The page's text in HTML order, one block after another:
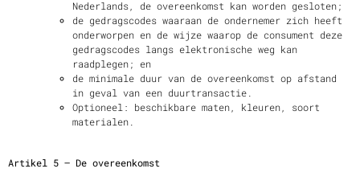
Nederlands, de overeenkomst kan worden gesloten;
de gedragscodes waaraan de ondernemer zich heeft
onderworpen en de wijze waarop de consument deze
gedragscodes langs elektronische weg kan
raadplegen; en
de minimale duur van de overeenkomst op afstand
in geval van een duurtransactie.
Optioneel: beschikbare maten, kleuren, soort
materialen.
Artikel 5 – De overeenkomst